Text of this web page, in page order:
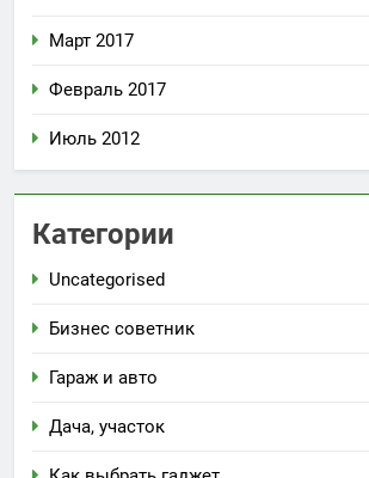
Март 2017
Февраль 2017
Июль 2012
Категории
Uncategorised
Бизнес советник
Гараж и авто
Дача, участок